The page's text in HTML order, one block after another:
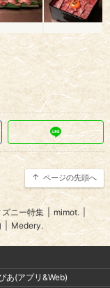
ページの先頭へ
ズニー特集 mimot.
Medery.
あ(アプリ&Web)